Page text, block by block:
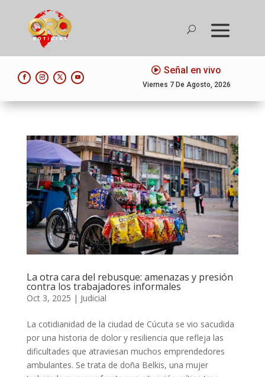
Señal en vivo
Viernes 7 De Agosto, 2026
La otra cara del rebusque: amenazas y presión
contra los trabajadores informales
Oct 3, 2025 | Judicial
La cotidianidad de la ciudad de Cúcuta se vio sacudida
por una historia de dolor y resiliencia que refleja las
dificultades que atraviesan muchos emprendedores
ambulantes. Se trata de doña Belkis, una mujer